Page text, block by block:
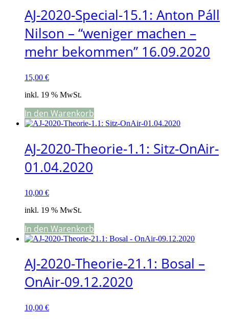
AJ-2020-Special-15.1: Anton Páll
Nilson – “weniger machen –
mehr bekommen” 16.09.2020
15,00 €
inkl. 19 % MwSt.
In den Warenkorb
AJ-2020-Theorie-1.1: Sitz-OnAir-
01.04.2020
10,00 €
inkl. 19 % MwSt.
In den Warenkorb
AJ-2020-Theorie-21.1: Bosal –
OnAir-09.12.2020
10,00 €